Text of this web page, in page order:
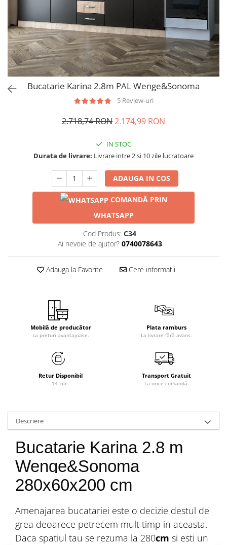
Bucatarie Karina 2.8m PAL Wenge&Sonoma
5 Review-uri
2.718,74 RON2.174,99 RON
IN STOC
Durata de livrare: Livrare intre 2 si 10 zile lucratoare
ADAUGA IN COS
COMANDĂ PRIN
WHATSAPP
Cod Produs: C34
Ai nevoie de ajutor? 0740078643
Adauga la Favorite Cere informatii
Mobilă de producător
La prețuri avantajoase.
Plata ramburs
La livrare fără avans.
Retur Disponibil
14 zile.
Transport Gratuit
La orice comandă.
Descriere
Bucatarie Karina 2.8 m
Wenge&Sonoma
280x60x200 cm
Amenajarea bucatariei este o decizie destul de
grea deoarece petrecem mult timp in aceasta.
Daca spatiul tau se rezuma la 280cm si esti un